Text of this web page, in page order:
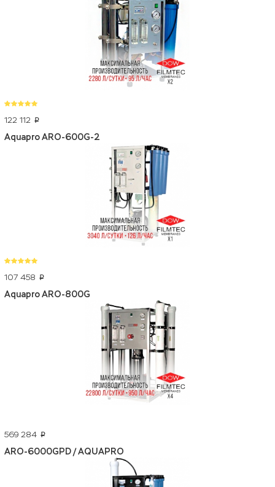
122 112 p
Aquapro ARO-600G-2
107 458 p
Aquapro ARO-800G
569 284 p
ARO-6000GPD / AQUAPRO